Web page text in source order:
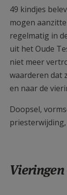
49 kindjes
mogen
regelmatig in
uit het Oude
niet meer
waarderen dat
en naar de
Doopsel,
Vieringen